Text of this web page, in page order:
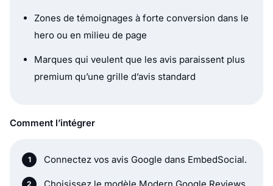
Zones de témoignages à forte conversion dans le
hero ou en milieu de page
Marques qui veulent que les avis paraissent plus
premium qu’une grille d’avis standard
Comment l’intégrer
Connectez vos avis Google dans EmbedSocial.
Choisissez le modèle Modern Google Reviews